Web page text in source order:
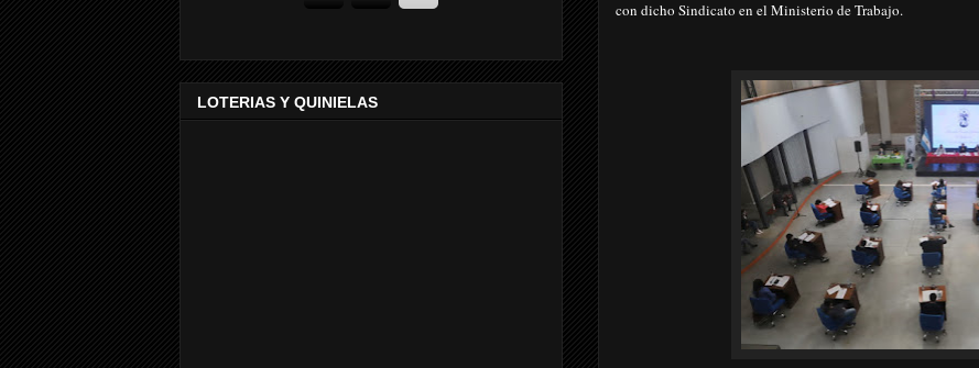
con dicho Sindicato en el Ministerio de Trabajo.
LOTERIAS Y QUINIELAS